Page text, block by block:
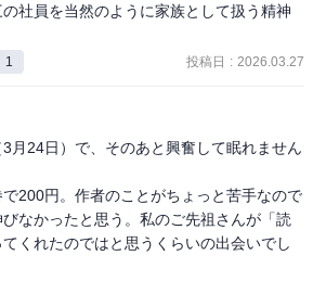
の社員を当然のように家族として扱う精神
1 投稿日 : 2026.03.27
月24日）で、そのあと興奮して眠れません
200円。作者のことがちょっと苦手なので
なかったと思う。私のご先祖さんが「読
くれたのではと思うくらいの出会いでし